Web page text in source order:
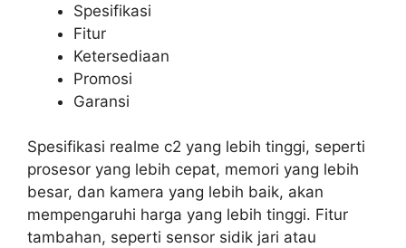
Spesifikasi
Fitur
Ketersediaan
Promosi
Garansi
Spesifikasi realme c2 yang lebih tinggi, seperti
prosesor yang lebih cepat, memori yang lebih
besar, dan kamera yang lebih baik, akan
mempengaruhi harga yang lebih tinggi. Fitur
tambahan, seperti sensor sidik jari atau